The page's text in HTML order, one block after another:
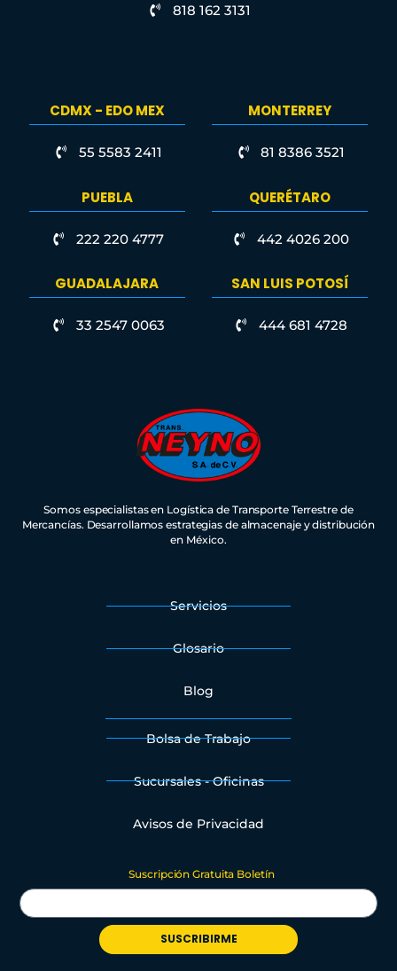
818 162 3131
CDMX - EDO MEX
55 5583 2411
MONTERREY
81 8386 3521
PUEBLA
222 220 4777
QUERÉTARO
442 4026 200
GUADALAJARA
33 2547 0063
SAN LUIS POTOSÍ
444 681 4728
Somos especialistas en Logística de Transporte Terrestre de
Mercancías. Desarrollamos estrategias de almacenaje y distribución
en México.
Servicios
Glosario
Blog
Bolsa de Trabajo
Sucursales - Oficinas
Avisos de Privacidad
Suscripción Gratuita Boletín
SUSCRIBIRME